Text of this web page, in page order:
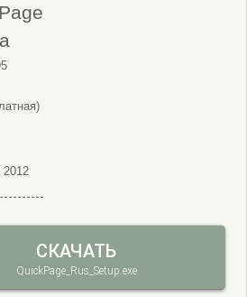
2012
СКАЧАТЬ
QuickPage_Rus_Setup.exe